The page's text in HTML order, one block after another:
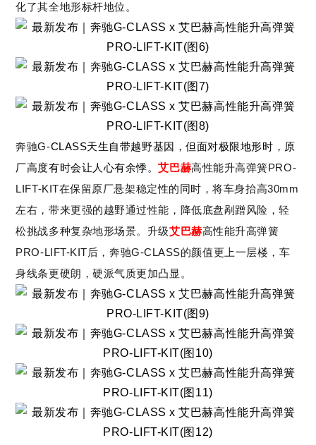
化了其全地形标杆地位。
奔驰G-CLASS天生自带越野基因，但面对极限地形时，原
厂高度有时会让人心有余悸。艾巴赫高性能升高弹簧PRO-
LIFT-KIT在保留原厂悬架稳定性的同时，将车身抬高30mm
左右，带来更强的越野通过性能 ， 降低底盘剐蹭风险 ，轻
松挑战多种复杂地形场景。 升级艾巴赫高性能升高弹簧
PRO-LIFT-KIT后 ，奔驰G-CLASS的颜值更上一层楼 ， 车
身线条更硬朗，硬派气质更加凸显。